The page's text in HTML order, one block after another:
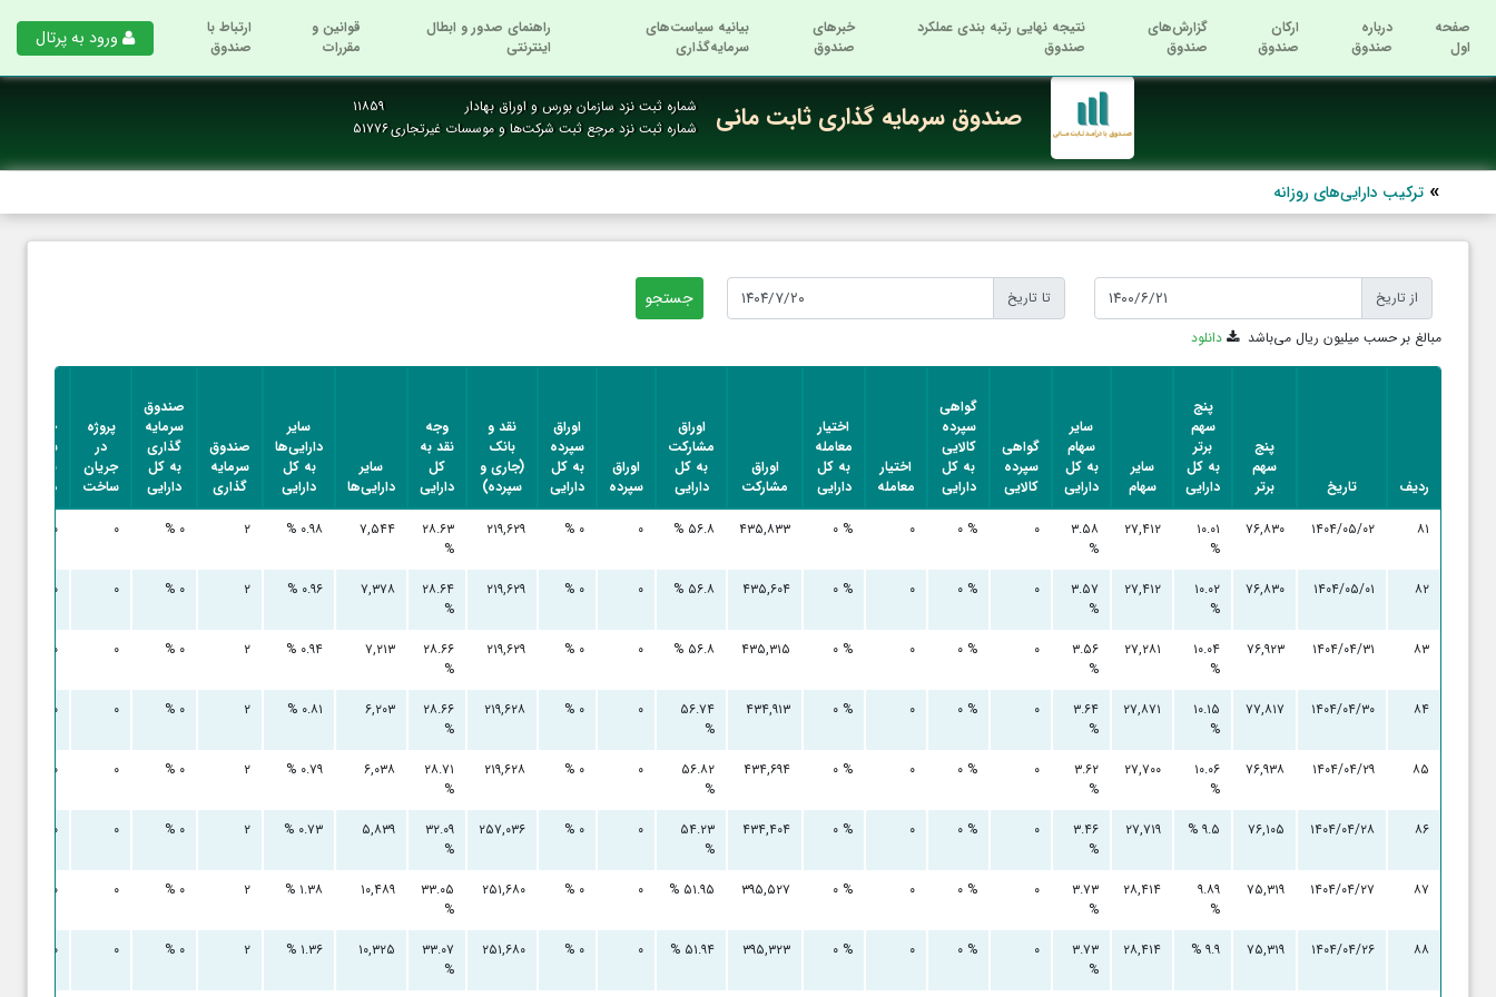
صفحه
اول
درباره
صندوق
ارکان
صندوق
گزارش‌های
صندوق
نتیجه نهایی رتبه بندی عملکرد
صندوق
خبرهای
صندوق
بیانیه سیاست‌های
سرمایه‌گذاری
راهنمای صدور و ابطال
اینترنتی
قوانین و
مقررات
ارتباط با
صندوق
ورود به پرتال
صندوق سرمایه گذاری ثابت مانی شماره ثبت نزد سازمان بورس و اوراق بهادار
۱۱۸۵۹
شماره ثبت نزد مرجع ثبت شرکت‌ها و موسسات غیرتجاری۵۱۷۷۶
ترکیب دارایی‌های روزانه
از تاریخ
تا تاریخ
مبالغ بر حسب میلیون ریال می‌باشد
دانلود
ردیف تاریخ
پنج
سهم
برتر
پنج
سهم
برتر
به کل
دارایی
سایر
سهام
سایر
سهام
به کل
دارایی
گواهی
سپرده
کالایی
گواهی
سپرده
کالایی
به کل
دارایی
اختیار
معامله
اختیار
معامله
به کل
دارایی
اوراق
مشارکت
اوراق
مشارکت
به کل
دارایی
اوراق
سپرده
اوراق
سپرده
به کل
دارایی
نقد و
بانک
(جاری و
سپرده)
وجه
نقد به
کل
دارایی
سایر
دارایی‌ها
سایر
دارایی‌ها
به کل
دارایی
صندوق
سرمایه
گذاری
صندوق
سرمایه
گذاری
به کل
دارایی
پروژه
در
جریان
ساخت
جریان
ساخت
به کل
دارایی
۸۱
۱۴۰۴/۰۵/۰۲ ۷۶,۸۳۰
۱۰.۰۱
%
۲۷,۴۱۲
۳.۵۸
%
۰ ۰ % ۰ ۰ % ۴۳۵,۸۳۳ ۵۶.۸ % ۰ ۰ % ۲۱۹,۶۲۹
۲۸.۶۳
%
۷,۵۴۴ ۰.۹۸ % ۲ ۰ % ۰ ۰ %
۸۲ ۱۴۰۴/۰۵/۰۱ ۷۶,۸۳۰
۱۰.۰۲
%
۲۷,۴۱۲
۳.۵۷
%
۰ ۰ % ۰ ۰ % ۴۳۵,۶۰۴ ۵۶.۸ % ۰ ۰ % ۲۱۹,۶۲۹
۲۸.۶۴
%
۷,۳۷۸ ۰.۹۶ % ۲ ۰ % ۰ ۰ %
۸۳ ۱۴۰۴/۰۴/۳۱ ۷۶,۹۲۳
۱۰.۰۴
%
۲۷,۲۸۱
۳.۵۶
%
۰ ۰ % ۰ ۰ % ۴۳۵,۳۱۵ ۵۶.۸ % ۰ ۰ % ۲۱۹,۶۲۹
۲۸.۶۶
%
۷,۲۱۳ ۰.۹۴ % ۲ ۰ % ۰ ۰ %
۸۴ ۱۴۰۴/۰۴/۳۰ ۷۷,۸۱۷
۱۰.۱۵
%
۲۷,۸۷۱
۳.۶۴
%
۰ ۰ % ۰ ۰ % ۴۳۴,۹۱۳
۵۶.۷۴
%
۰ ۰ % ۲۱۹,۶۲۸
۲۸.۶۶
%
۶,۲۰۳ ۰.۸۱ % ۲ ۰ % ۰ ۰ %
۸۵ ۱۴۰۴/۰۴/۲۹ ۷۶,۹۳۸
۱۰.۰۶
%
۲۷,۷۰۰
۳.۶۲
%
۰ ۰ % ۰ ۰ % ۴۳۴,۶۹۴
۵۶.۸۲
%
۰ ۰ % ۲۱۹,۶۲۸
۲۸.۷۱
%
۶,۰۳۸ ۰.۷۹ % ۲ ۰ % ۰ ۰ %
۸۶ ۱۴۰۴/۰۴/۲۸ ۷۶,۱۰۵ ۹.۵ % ۲۷,۷۱۹
۳.۴۶
%
۰ ۰ % ۰ ۰ % ۴۳۴,۴۰۴
۵۴.۲۳
%
۰ ۰ % ۲۵۷,۰۳۶
۳۲.۰۹
%
۵,۸۳۹ ۰.۷۳ % ۲ ۰ % ۰ ۰ %
۸۷ ۱۴۰۴/۰۴/۲۷ ۷۵,۳۱۹
۹.۸۹
%
۲۸,۴۱۴
۳.۷۳
%
۰ ۰ % ۰ ۰ % ۳۹۵,۵۲۷ ۵۱.۹۵ % ۰ ۰ % ۲۵۱,۶۸۰
۳۳.۰۵
%
۱۰,۴۸۹ ۱.۳۸ % ۲ ۰ % ۰ ۰ %
۸۸ ۱۴۰۴/۰۴/۲۶ ۷۵,۳۱۹ ۹.۹ % ۲۸,۴۱۴
۳.۷۳
%
۰ ۰ % ۰ ۰ % ۳۹۵,۳۲۳ ۵۱.۹۴ % ۰ ۰ % ۲۵۱,۶۸۰
۳۳.۰۷
%
۱۰,۳۲۵ ۱.۳۶ % ۲ ۰ % ۰ ۰ %